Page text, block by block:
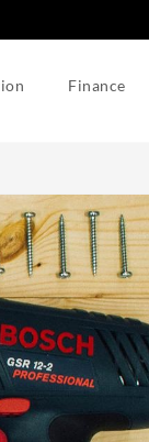
Finance